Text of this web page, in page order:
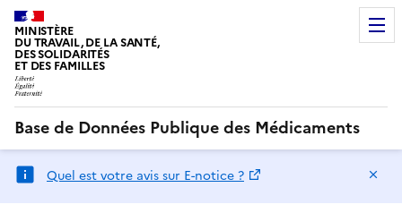
MINISTÈRE
DU TRAVAIL, DE LA SANTÉ,
DES SOLIDARITÉS
ET DES FAMILLES
Base de Données Publique des Médicaments
Quel est votre avis sur E-notice ?